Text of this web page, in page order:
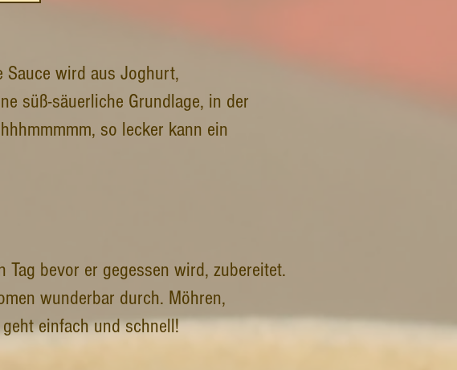
Sauce wird aus Joghurt,
süß-säuerliche Grundlage, in der
so lecker kann ein
bevor er gegessen wird, zubereitet.
wunderbar durch. Möhren,
einfach und schnell!